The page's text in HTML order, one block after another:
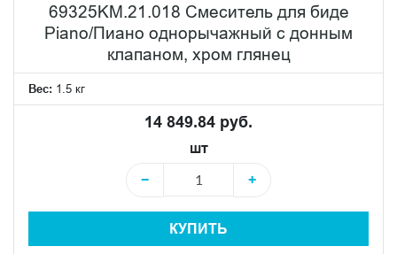
привлекательность могут быть доступны без
компромиссов в качестве.
69325KM.21.018 Смеситель для биде
Piano/Пиано однорычажный с донным
клапаном, хром глянец
Вес: 1.5 кг
14 849.84 руб.
шт
−
+
КУПИТЬ